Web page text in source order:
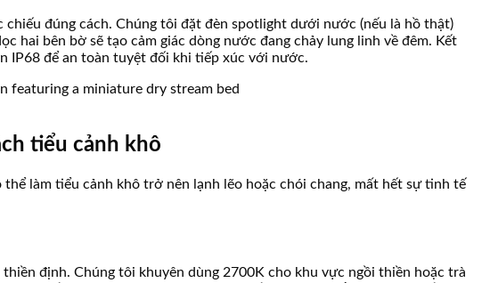
đúng cách. Chúng tôi đặt đèn spotlight dưới nước (nếu là hồ thật)
hai bên bờ sẽ tạo cảm giác dòng nước đang chảy lung linh về đêm. Kết
IP68 để an toàn tuyệt đối khi tiếp xúc với nước.
tiểu cảnh khô
làm tiểu cảnh khô trở nên lạnh lẽo hoặc chói chang, mất hết sự tinh tế
định. Chúng tôi khuyên dùng 2700K cho khu vực ngồi thiền hoặc trà